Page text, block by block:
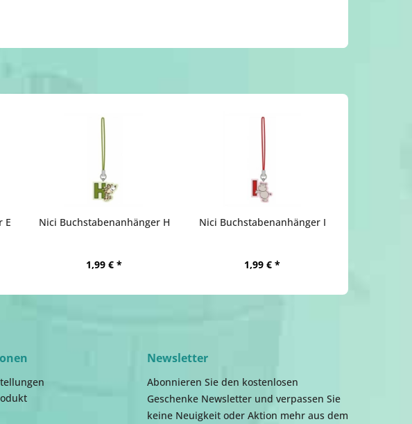
E Nici Buchstabenanhänger H
1,99 € *
Nici Buchstabenanhänger I
1,99 € *
Newsletter
Abonnieren Sie den kostenlosen
Geschenke Newsletter und verpassen Sie
keine Neuigkeit oder Aktion mehr aus dem